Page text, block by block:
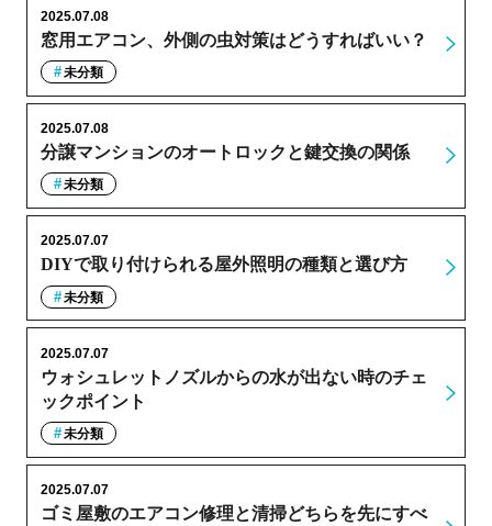
窓用エアコン、外側の虫対策はどうすればいい？
2025.07.08
未分類
分譲マンションのオートロックと鍵交換の関係
2025.07.08
未分類
DIYで取り付けられる屋外照明の種類と選び方
2025.07.07
未分類
ウォシュレットノズルからの水が出ない時のチェ
ックポイント
2025.07.07
未分類
ゴミ屋敷のエアコン修理と清掃どちらを先にすべ
2025.07.07